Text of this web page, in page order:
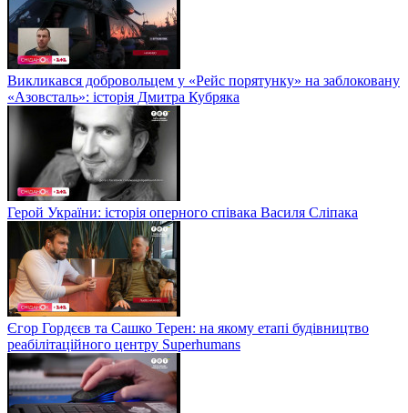
Викликався добровольцем у «Рейс порятунку» на заблоковану
«Азовсталь»: історія Дмитра Кубряка
Герой України: історія оперного співака Василя Сліпака
Єгор Гордєєв та Сашко Терен: на якому етапі будівництво
реабілітаційного центру Superhumans